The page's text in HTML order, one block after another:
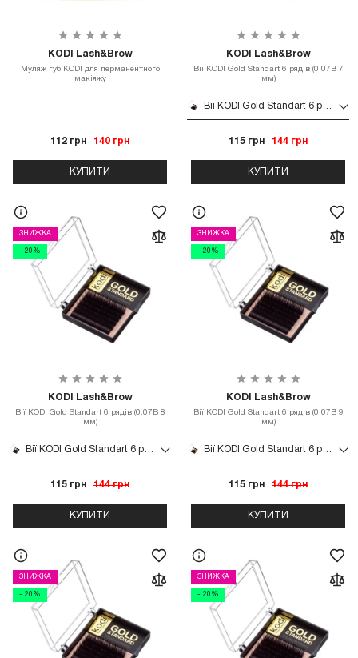
KODI Lash&Brow
Муляж губ KODI для перманентного
макіяжу
112 грн 140 грн
КУПИТИ
KODI Lash&Brow
Вії KODI Gold Standart 6 рядів (0.07B 7
мм)
115 грн 144 грн
КУПИТИ
ЗНИЖКА
- 20%
KODI Lash&Brow
Вії KODI Gold Standart 6 рядів (0.07B 8
мм)
115 грн 144 грн
КУПИТИ
ЗНИЖКА
- 20%
KODI Lash&Brow
Вії KODI Gold Standart 6 рядів (0.07B 9
мм)
115 грн 144 грн
КУПИТИ
ЗНИЖКА
- 20%
ЗНИЖКА
- 20%